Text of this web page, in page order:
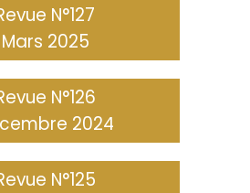
N°127
Mars 2025
N°126
2024
N°125